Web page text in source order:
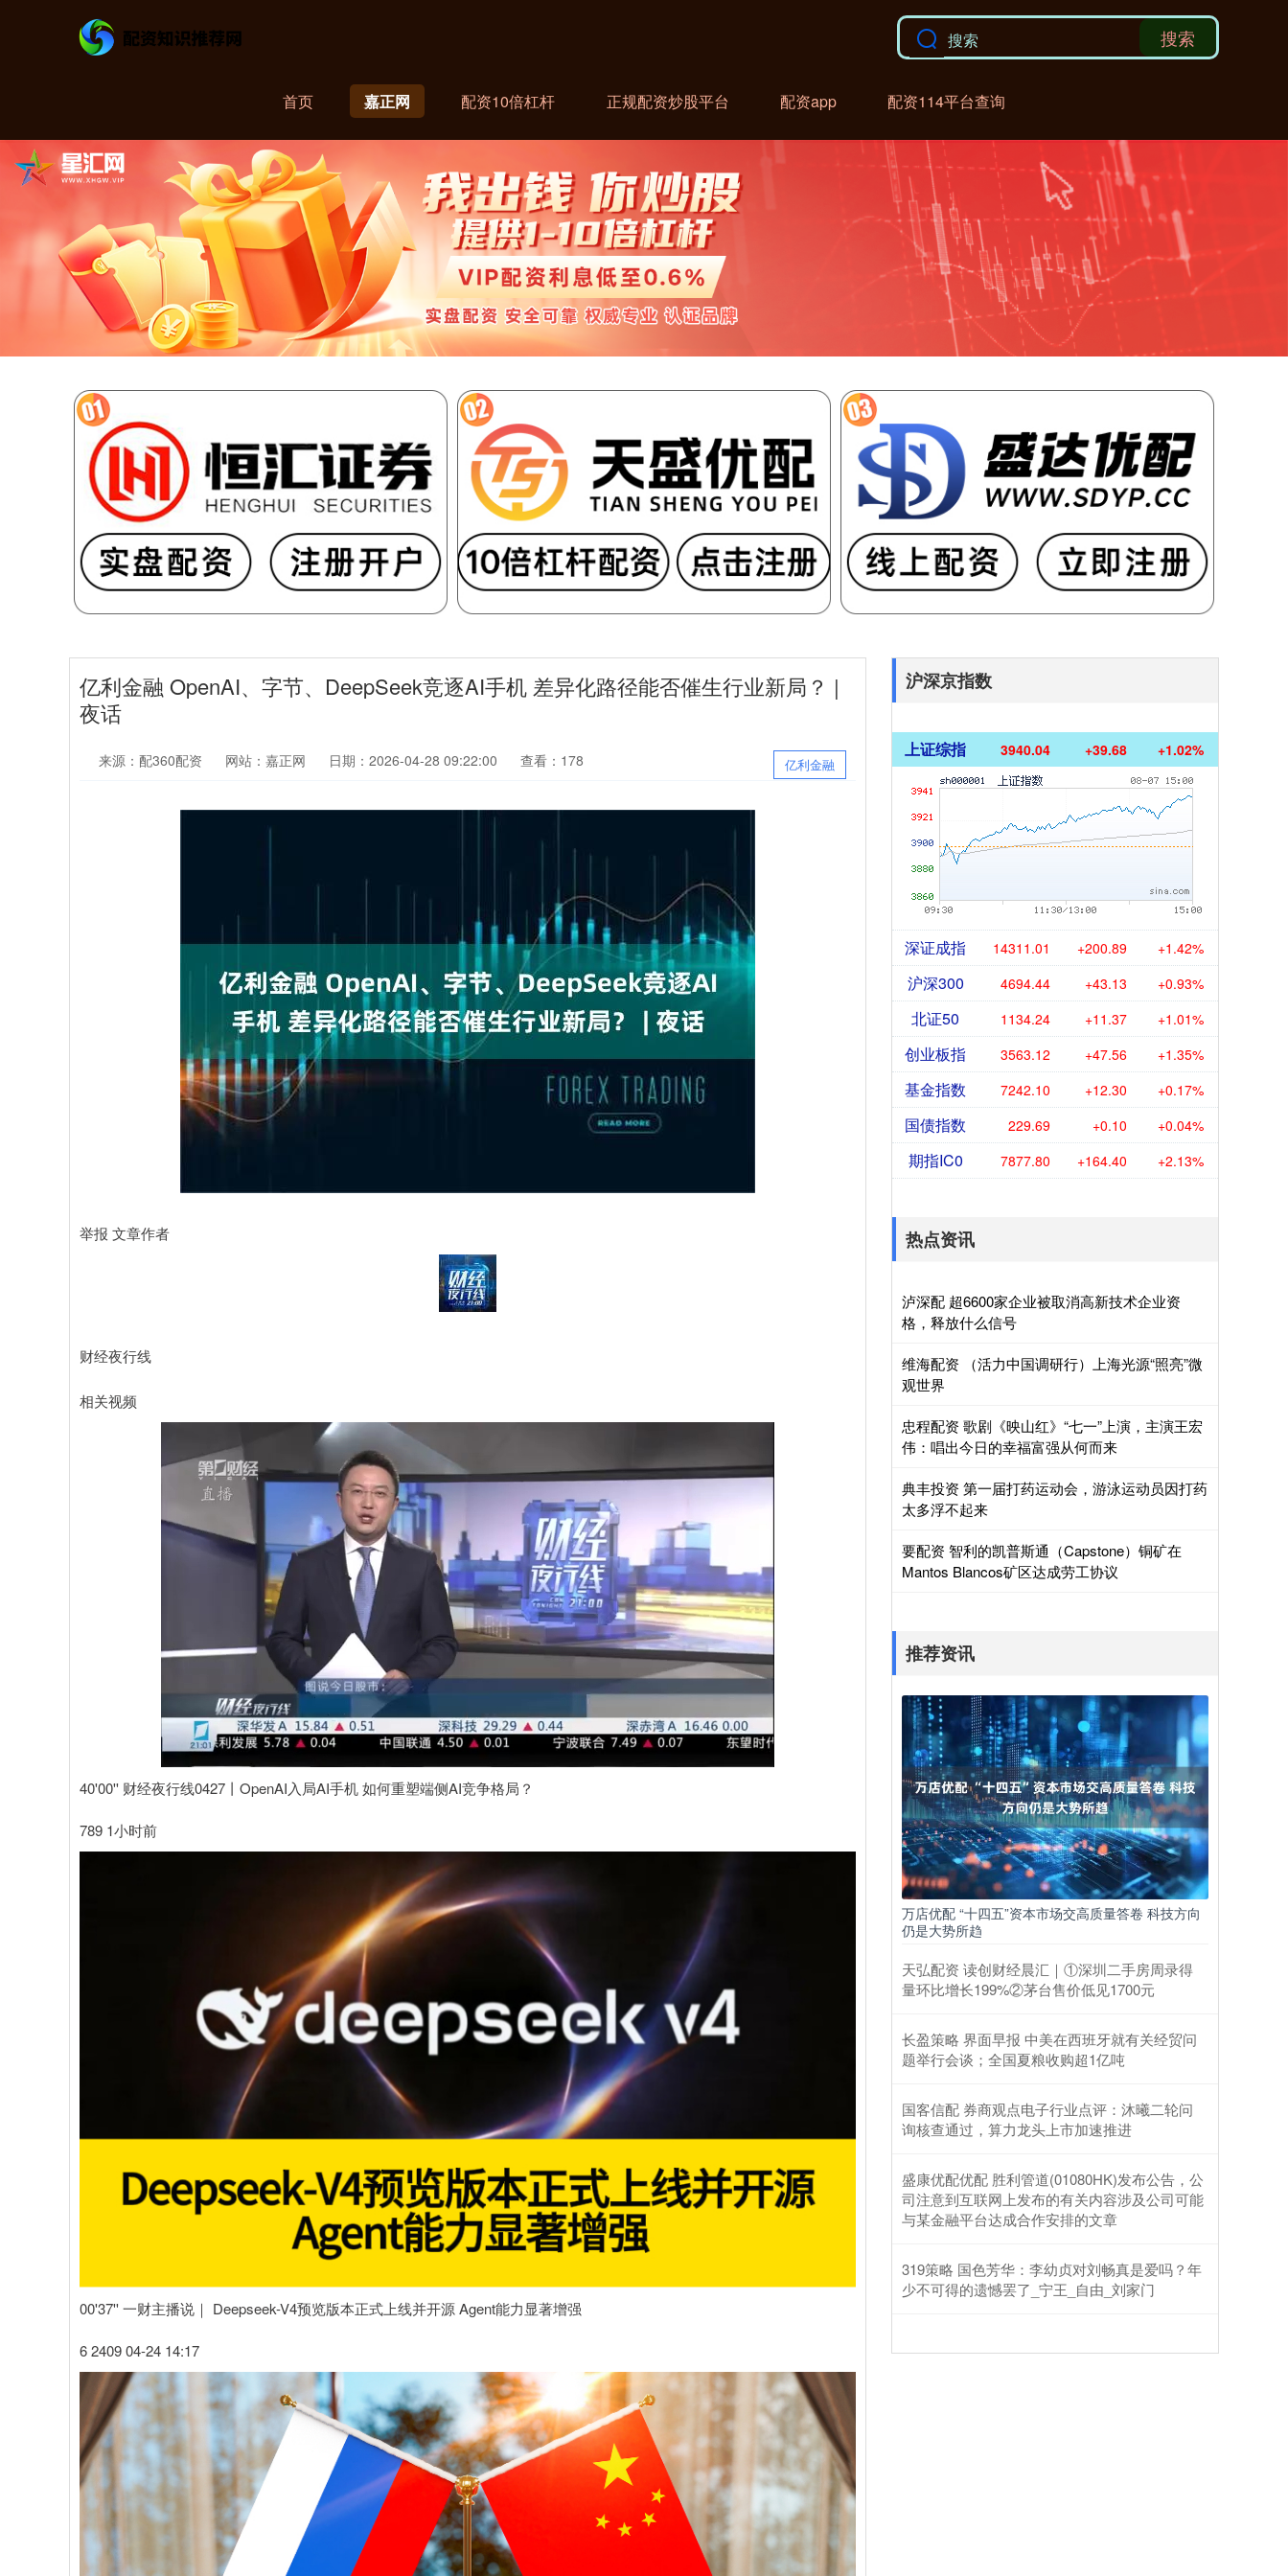
搜索
首页 嘉正网 配资10倍杠杆 正规配资炒股平台 配资app 配资114平台查询
亿利金融 OpenAI、字节、DeepSeek竞逐AI手机 差异化路径能否催生行业新局？ |
夜话
亿利金融
来源：配360配资 网站：嘉正网 日期：2026-04-28 09:22:00 查看：178
举报 文章作者
财经夜行线
相关视频
40'00'' 财经夜行线0427丨OpenAI入局AI手机 如何重塑端侧AI竞争格局？
789 1小时前
00'37'' 一财主播说｜ Deepseek-V4预览版本正式上线并开源 Agent能力显著增强
6 2409 04-24 14:17
沪深京指数
上证综指 3940.04 +39.68 +1.02%
深证成指 14311.01 +200.89 +1.42%
沪深300 4694.44 +43.13 +0.93%
北证50 1134.24 +11.37 +1.01%
创业板指 3563.12 +47.56 +1.35%
基金指数 7242.10 +12.30 +0.17%
国债指数 229.69 +0.10 +0.04%
期指IC0 7877.80 +164.40 +2.13%
热点资讯
泸深配 超6600家企业被取消高新技术企业资
格，释放什么信号
维海配资 （活力中国调研行）上海光源“照亮”微
观世界
忠程配资 歌剧《映山红》“七一”上演，主演王宏
伟：唱出今日的幸福富强从何而来
典丰投资 第一届打药运动会，游泳运动员因打药
太多浮不起来
要配资 智利的凯普斯通（Capstone）铜矿在
Mantos Blancos矿区达成劳工协议
推荐资讯
万店优配 “十四五”资本市场交高质量答卷 科技方向
仍是大势所趋
天弘配资 读创财经晨汇｜①深圳二手房周录得
量环比增长199%②茅台售价低见1700元
长盈策略 界面早报 中美在西班牙就有关经贸问
题举行会谈；全国夏粮收购超1亿吨
国客信配 券商观点电子行业点评：沐曦二轮问
询核查通过，算力龙头上市加速推进
盛康优配优配 胜利管道(01080HK)发布公告，公
司注意到互联网上发布的有关内容涉及公司可能
与某金融平台达成合作安排的文章
319策略 国色芳华：李幼贞对刘畅真是爱吗？年
少不可得的遗憾罢了_宁王_自由_刘家门